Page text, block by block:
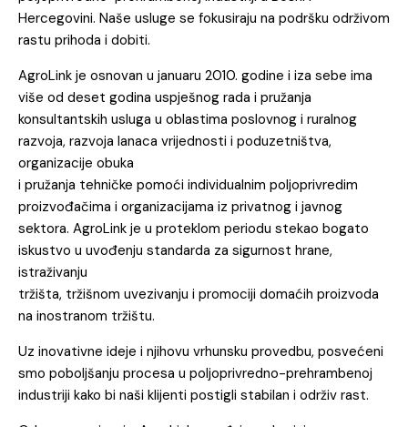
Hercegovini. Naše usluge se fokusiraju na podršku održivom
rastu prihoda i dobiti.
AgroLink je osnovan u januaru 2010. godine i iza sebe ima
više od deset godina uspješnog rada i pružanja
konsultantskih usluga u oblastima poslovnog i ruralnog
razvoja, razvoja lanaca vrijednosti i poduzetništva,
organizacije obuka
i pružanja tehničke pomoći individualnim poljoprivredim
proizvođačima i organizacijama iz privatnog i javnog
sektora. AgroLink je u proteklom periodu stekao bogato
iskustvo u uvođenju standarda za sigurnost hrane,
istraživanju
tržišta, tržišnom uvezivanju i promociji domaćih proizvoda
na inostranom tržištu.
Uz inovativne ideje i njihovu vrhunsku provedbu, posvećeni
smo poboljšanju procesa u poljoprivredno-prehrambenoj
industriji kako bi naši klijenti postigli stabilan i održiv rast.